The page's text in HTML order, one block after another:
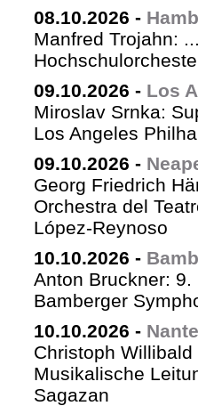
08.10.2026 -
Manfred Trojahn:
09.10.2026 - Los
Miroslav Srnka:
Los Angeles
09.10.2026 -
Georg Friedrich
Orchestra del
López-Reynoso
10.10.2026 -
Anton Bruckner: 9.
Bamberger
10.10.2026 -
Christoph
Musikalische
Sagazan